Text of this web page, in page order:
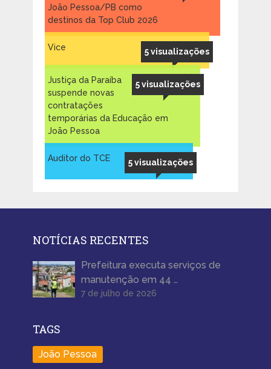
João Pessoa/PB como
destinos da Top Club 2026
5 visualizações
Vice
5 visualizações
Justiça da Paraíba
suspende novas
contratações
temporárias da Educação em
João Pessoa
5 visualizações
Auditor do TCE
NOTÍCIAS RECENTES
Prefeitura executa serviços de
manutenção em 44 …
7 de julho de 2026
TAGS
João Pessoa